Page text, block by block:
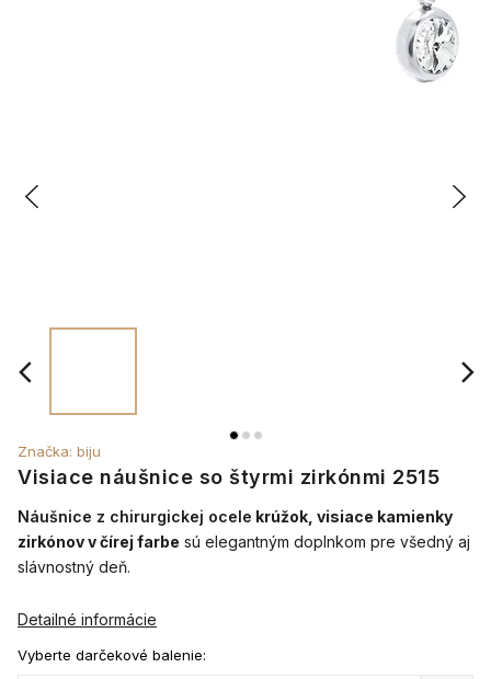
Visiace náušnice so štyrmi zirkónmi 2515
Značka: biju
Vyberte darčekové balenie:
Náušnice z chirurgickej ocele krúžok, visiace kamienky
zirkónov v čírej farbe sú elegantným doplnkom pre všedný aj
slávnostný deň.
Detailné informácie